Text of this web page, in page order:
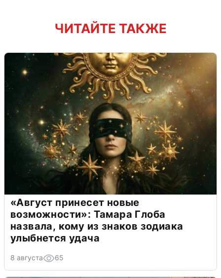
ЧИТАЙТЕ ТАКЖЕ
«Август принесет новые
возможности»: Тамара Глоба
назвала, кому из знаков зодиака
улыбнется удача
8 августа 65